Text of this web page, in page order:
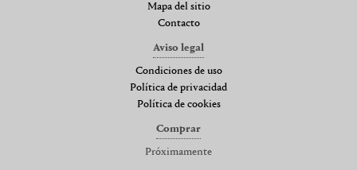
Mapa del sitio
Contacto
Aviso legal
Condiciones de uso
Política de privacidad
Política de cookies
Comprar
Próximamente